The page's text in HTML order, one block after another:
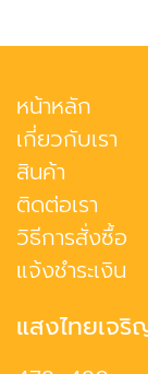
หน้าหลัก
เกี่ยวกับเรา
สินค้า
ติดต่อเรา
วิธีการสั่งซื้อ
แจ้งชำระเงิน
แสงไทยเจริ